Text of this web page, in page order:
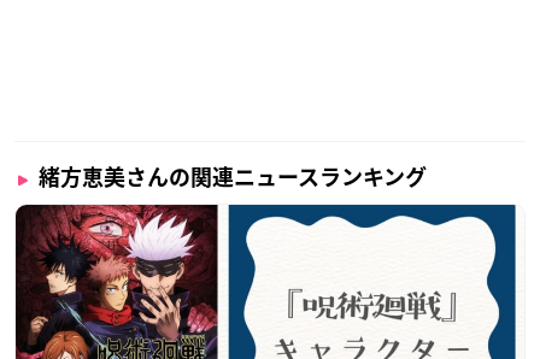
緒方恵美さんの関連ニュースランキング